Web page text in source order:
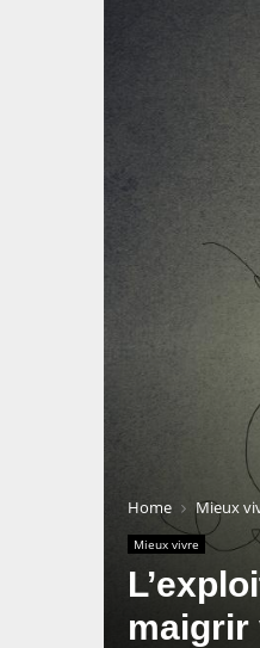
Home Mieux
Mieux vivre
maigrir